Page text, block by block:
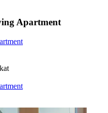
Apartment